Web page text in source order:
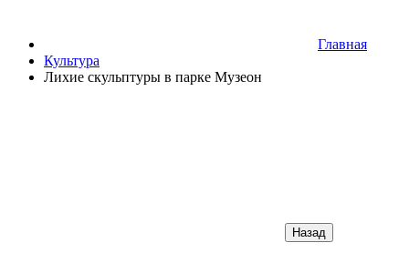
Главная
Культура
Лихие скульптуры в парке Музеон
Назад